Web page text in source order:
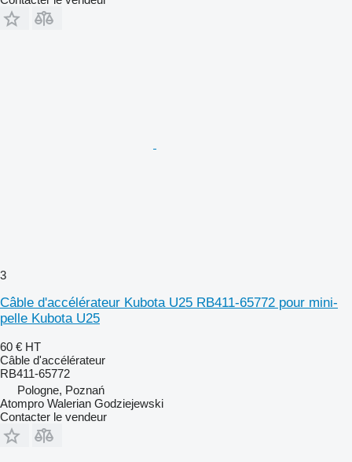
3
Câble d'accélérateur Kubota U25 RB411-65772 pour mini-
pelle Kubota U25
60 € HT
Câble d'accélérateur
RB411-65772
Pologne, Poznań
Atompro Walerian Godziejewski
Contacter le vendeur